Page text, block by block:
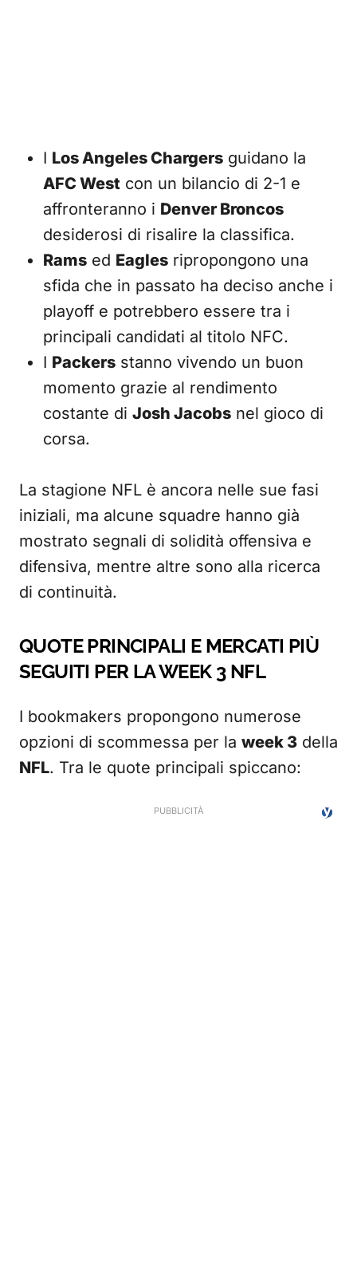
I Los Angeles Chargers guidano la
AFC West con un bilancio di 2-1 e
affronteranno i Denver Broncos
desiderosi di risalire la classifica.
Rams ed Eagles ripropongono una
sfida che in passato ha deciso anche i
playoff e potrebbero essere tra i
principali candidati al titolo NFC.
I Packers stanno vivendo un buon
momento grazie al rendimento
costante di Josh Jacobs nel gioco di
corsa.
La stagione NFL è ancora nelle sue fasi
iniziali, ma alcune squadre hanno già
mostrato segnali di solidità offensiva e
difensiva, mentre altre sono alla ricerca
di continuità.
QUOTE PRINCIPALI E MERCATI PIÙ
SEGUITI PER LA WEEK 3 NFL
I bookmakers propongono numerose
opzioni di scommessa per la week 3 della
NFL. Tra le quote principali spiccano: